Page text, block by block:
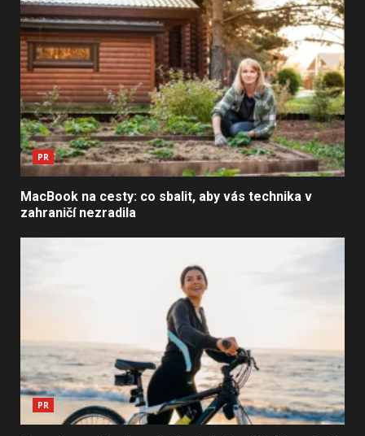
PR
MacBook na cesty: co sbalit, aby vás technika v
zahraničí nezradila
PR